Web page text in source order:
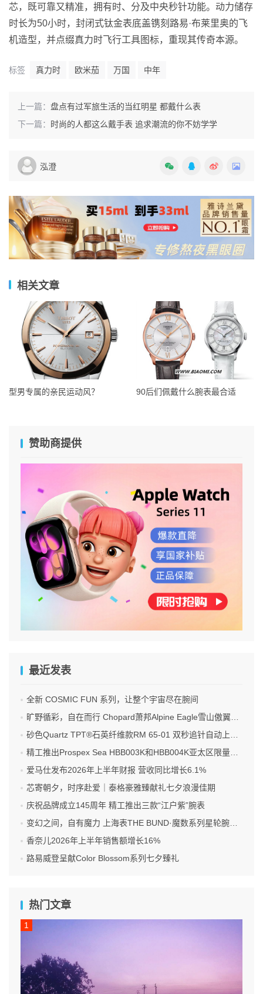
芯，既可靠又精准，拥有时、分及中央秒针功能。动力储存
时长为50小时，封闭式钛金表底盖镌刻路易·布莱里奥的飞
机造型，并点缀真力时飞行工具图标，重现其传奇本源。
标签 真力时 欧米茄 万国 中年
上一篇： 盘点有过军旅生活的当红明星 都戴什么表
下一篇：
时尚的人都这么戴手表 追求潮流的你不妨学学
泓澄
相关文章
型男专属的亲民运动风？ 90后们佩戴什么腕表最合适
赞助商提供
最近发表
全新 COSMIC FUN 系列，让整个宇宙尽在腕间
旷野循彩，自在而行 Chopard萧邦Alpine Eagle雪山傲翼系列时计臻选
砂色Quartz TPT®石英纤维款RM 65-01 双秒追针自动上链计时码表
精工推出Prospex Sea HBB003K和HBB004K亚太区限量版腕表
爱马仕发布2026年上半年财报 营收同比增长6.1%
芯寄朝夕，时序赴爱｜泰格豪雅臻献礼七夕浪漫佳期
庆祝品牌成立145周年 精工推出三款“江户紫”腕表
变幻之间，自有魔力 上海表THE BUND·魔数系列星轮腕表焕新双面登场
香奈儿2026年上半年销售额增长16%
路易威登呈献Color Blossom系列七夕臻礼
热门文章